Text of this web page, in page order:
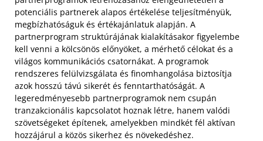
potenciális partnerek alapos értékelése teljesítményük,
megbízhatóságuk és értékajánlatuk alapján. A
partnerprogram struktúrájának kialakításakor figyelembe
kell venni a kölcsönös előnyöket, a mérhető célokat és a
világos kommunikációs csatornákat. A programok
rendszeres felülvizsgálata és finomhangolása biztosítja
azok hosszú távú sikerét és fenntarthatóságát. A
legeredményesebb partnerprogramok nem csupán
tranzakcionális kapcsolatot hoznak létre, hanem valódi
szövetségeket építenek, amelyekben mindkét fél aktívan
hozzájárul a közös sikerhez és növekedéshez.